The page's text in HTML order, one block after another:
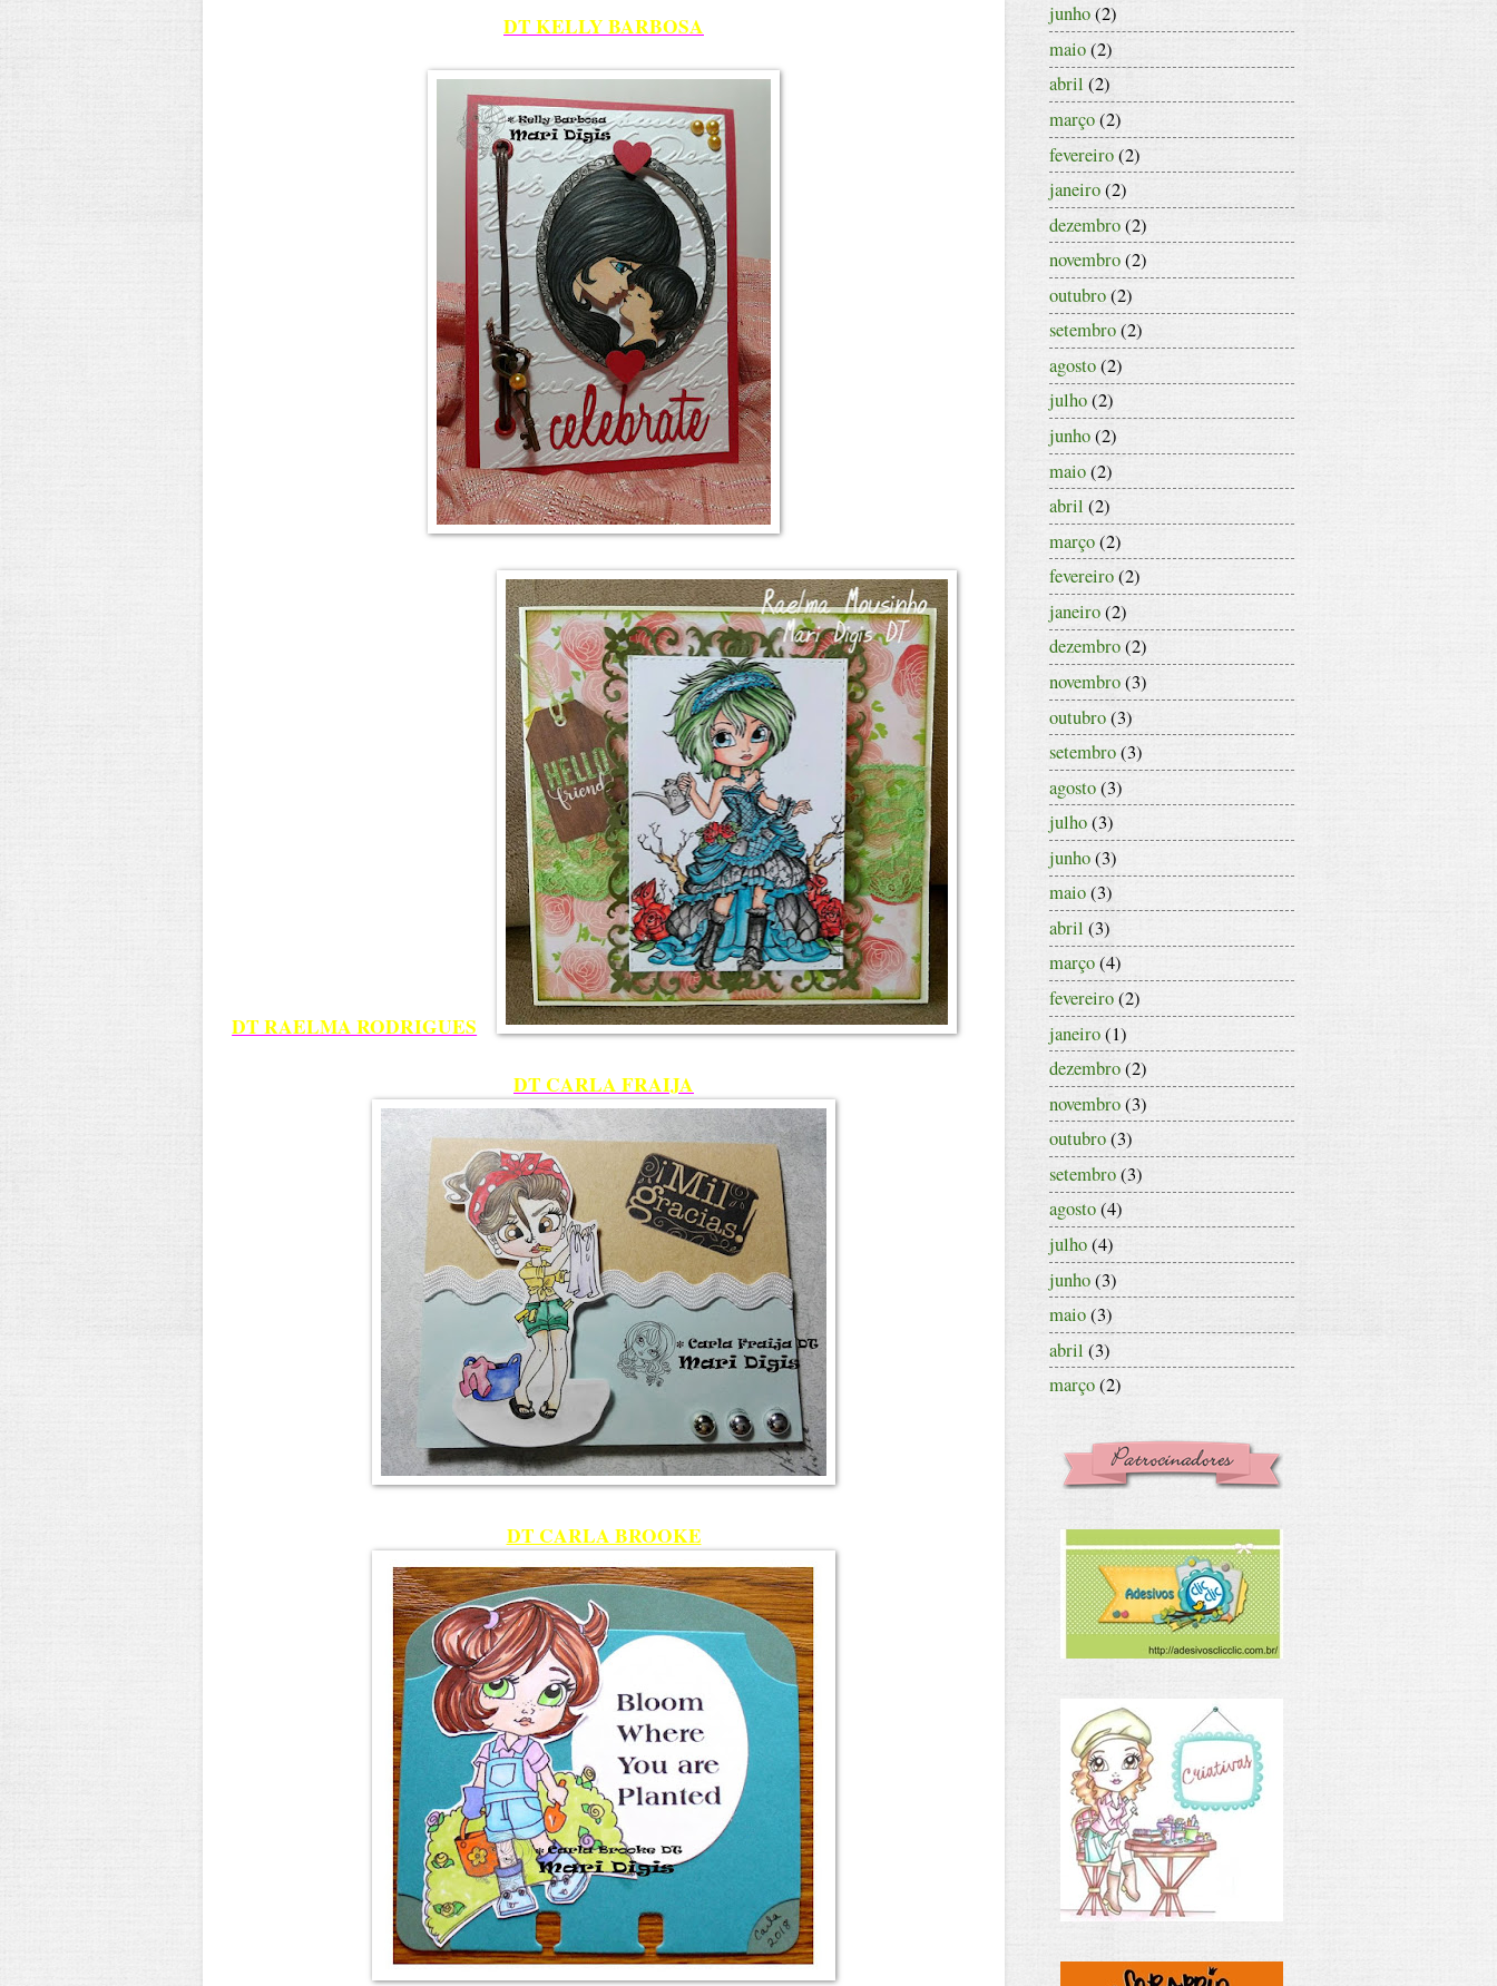
DT KELLY BARBOSA
DT RAELMA RODRIGUES
DT CARLA FRAIJA
DT CARLA BROOKE
junho(2)
maio(2)
abril (2)
março(2)
fevereiro(2)
janeiro(2)
dezembro(2)
novembro(2)
outubro(2)
setembro(2)
agosto(2)
julho(2)
junho(2)
maio(2)
abril (2)
março(2)
fevereiro(2)
janeiro(2)
dezembro(2)
novembro(3)
outubro(3)
setembro(3)
agosto(3)
julho(3)
junho(3)
maio(3)
abril (3)
março(4)
fevereiro(2)
janeiro(1)
dezembro(2)
novembro(3)
outubro(3)
setembro(3)
agosto(4)
julho(4)
junho(3)
maio(3)
abril (3)
março(2)